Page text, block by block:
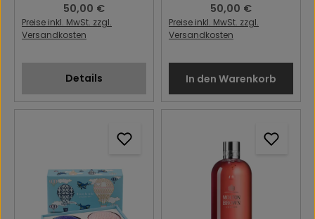
Regulärer Preis:
50,00 €
Preise inkl. MwSt. zzgl.
Versandkosten
Details
Regulärer Preis:
50,00 €
Preise inkl. MwSt. zzgl.
Versandkosten
In den Warenkorb